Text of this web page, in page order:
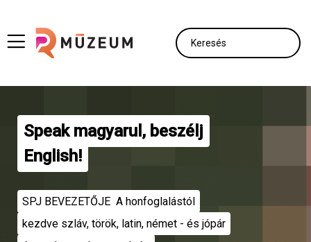
Speak magyarul, beszélj
English!
SPJ BEVEZETŐJE A honfoglalástól
kezdve szláv, török, latin, német - és jópár